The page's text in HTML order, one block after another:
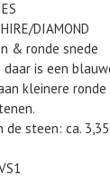
DIAMOND
& ronde snede
is een
kleinere
de steen: ca.